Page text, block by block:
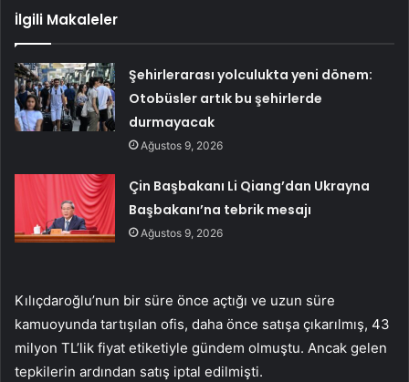
İlgili Makaleler
Şehirlerarası yolculukta yeni dönem:
Otobüsler artık bu şehirlerde
durmayacak
Ağustos 9, 2026
Çin Başbakanı Li Qiang’dan Ukrayna
Başbakanı’na tebrik mesajı
Ağustos 9, 2026
Kılıçdaroğlu’nun bir süre önce açtığı ve uzun süre
kamuoyunda tartışılan ofis, daha önce satışa çıkarılmış, 43
milyon TL’lik fiyat etiketiyle gündem olmuştu. Ancak gelen
tepkilerin ardından satış iptal edilmişti.